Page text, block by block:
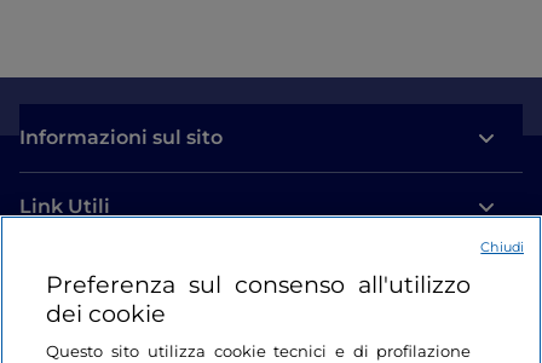
Informazioni sul sito
Link Utili
Login
Restiamo in contatto
Preferenza sul consenso all'utilizzo
dei cookie
Questo sito utilizza cookie tecnici e di profilazione
Chiudi